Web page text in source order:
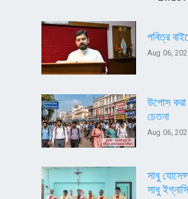
পবিত্র
Aug 06,
উপোস করা
চেতনা
Aug 06,
সাধু
সাধু